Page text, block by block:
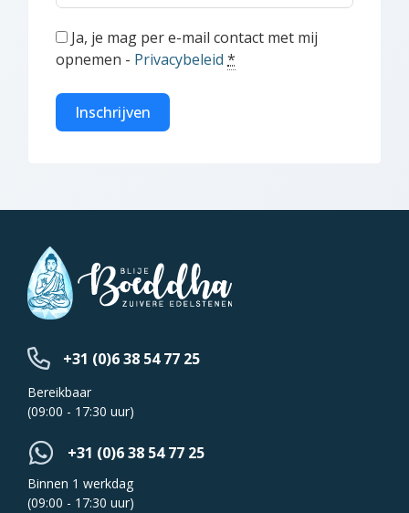
Ja, je mag per e-mail contact met mij
opnemen - Privacybeleid *
Inschrijven
+31 (0)6 38 54 77 25
Bereikbaar
(09:00 - 17:30 uur)
+31 (0)6 38 54 77 25
Binnen 1 werkdag
(09:00 - 17:30 uur)